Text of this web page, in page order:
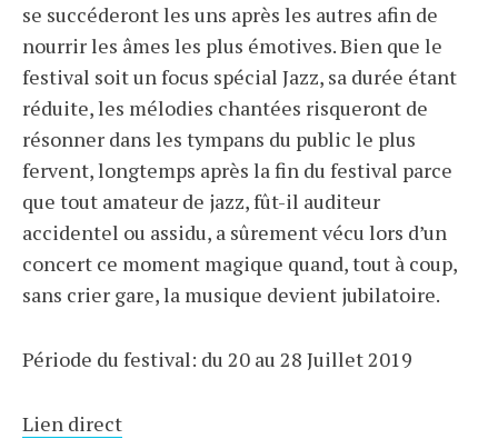
se succéderont les uns après les autres afin de
nourrir les âmes les plus émotives. Bien que le
festival soit un focus spécial Jazz, sa durée étant
réduite, les mélodies chantées risqueront de
résonner dans les tympans du public le plus
fervent, longtemps après la fin du festival parce
que tout amateur de jazz, fût-il auditeur
accidentel ou assidu, a sûrement vécu lors d’un
concert ce moment magique quand, tout à coup,
sans crier gare, la musique devient jubilatoire.
Période du festival: du 20 au 28 Juillet 2019
Lien direct